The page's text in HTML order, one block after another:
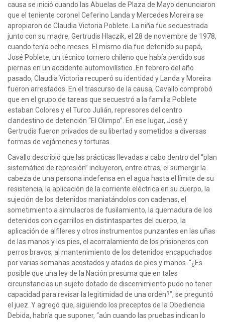
causa se inició cuando las Abuelas de Plaza de Mayo denunciaron
que el teniente coronel Ceferino Landa y Mercedes Moreira se
apropiaron de Claudia Victoria Poblete. La niña fue secuestrada
junto con su madre, Gertrudis Hlaczik, el 28 de noviembre de 1978,
cuando tenía ocho meses. El mismo día fue detenido su papá,
José Poblete, un técnico tornero chileno que había perdido sus
piernas en un accidente automovilístico. En febrero del año
pasado, Claudia Victoria recuperó su identidad y Landa y Moreira
fueron arrestados. En el trascurso de la causa, Cavallo comprobó
que en el grupo de tareas que secuestró a la familia Poblete
estaban Colores y el Turco Julián, represores del centro
clandestino de detención “El Olimpo”. En ese lugar, José y
Gertrudis fueron privados de su libertad y sometidos a diversas
formas de vejámenes y torturas.
Cavallo describió que las prácticas llevadas a cabo dentro del “plan
sistemático de represión” incluyeron, entre otras, el sumergir la
cabeza de una persona indefensa en el agua hasta el límite de su
resistencia, la aplicación de la corriente eléctrica en su cuerpo, la
sujeción de los detenidos maniatándolos con cadenas, el
sometimiento a simulacros de fusilamiento, la quemadura de los
detenidos con cigarrillos en distintaspartes del cuerpo, la
aplicación de alfileres y otros instrumentos punzantes en las uñas
de las manos y los pies, el acorralamiento de los prisioneros con
perros bravos, al mantenimiento de los detenidos encapuchados
por varias semanas acostados y atados de pies y manos. “¿Es
posible que una ley de la Nación presuma que en tales
circunstancias un sujeto dotado de discernimiento pudo no tener
capacidad para revisar la legitimidad de una orden?”, se preguntó
el juez. Y agregó que, siguiendo los preceptos de la Obediencia
Debida, habría que suponer, “aún cuando las pruebas indican lo